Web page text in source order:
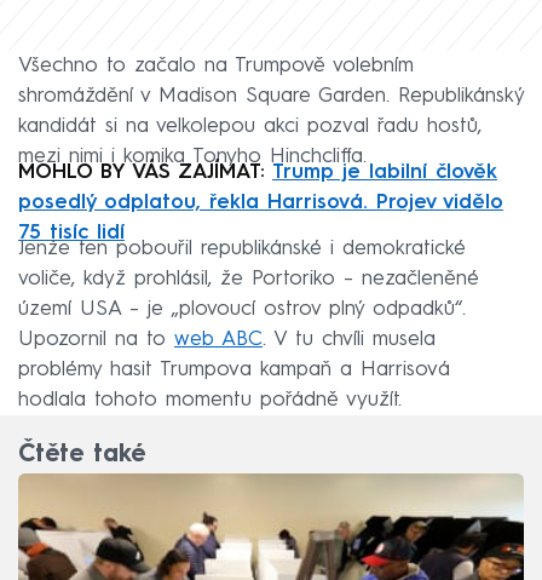
Všechno to začalo na Trumpově volebním
shromáždění v Madison Square Garden. Republikánský
kandidát si na velkolepou akci pozval řadu hostů,
mezi nimi i komika Tonyho Hinchcliffa.
MOHLO BY VÁS ZAJÍMAT: Trump je labilní člověk
posedlý odplatou, řekla Harrisová. Projev vidělo
75 tisíc lidí
Jenže ten pobouřil republikánské i demokratické
voliče, když prohlásil, že Portoriko – nezačleněné
území USA – je „plovoucí ostrov plný odpadků“.
Upozornil na to web ABC. V tu chvíli musela
problémy hasit Trumpova kampaň a Harrisová
hodlala tohoto momentu pořádně využít.
Čtěte také